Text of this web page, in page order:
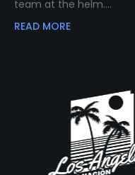
team at the helm.…
READ MORE